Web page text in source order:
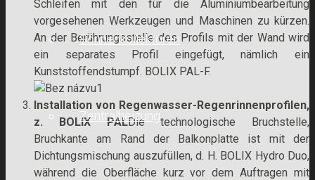
Sonnenkollektoren
Zentralheizung
Schleifen mit den für die Aluminiumbearbeitung
vorgesehenen Werkzeugen und Maschinen zu kürzen.
An der Berührungsstelle des Profils mit der Wand wird
ein separates Profil eingefügt, nämlich ein
Kunststoffendstumpf. BOLIX PAL-F.
Installation von Regenwasser-Regenrinnenprofilen,
z. BOLIX PALDie technologische Bruchstelle,
Bruchkante am Rand der Balkonplatte ist mit der
Dichtungsmischung auszufüllen, d. H. BOLIX Hydro Duo,
während die Oberfläche kurz vor dem Auftragen mit